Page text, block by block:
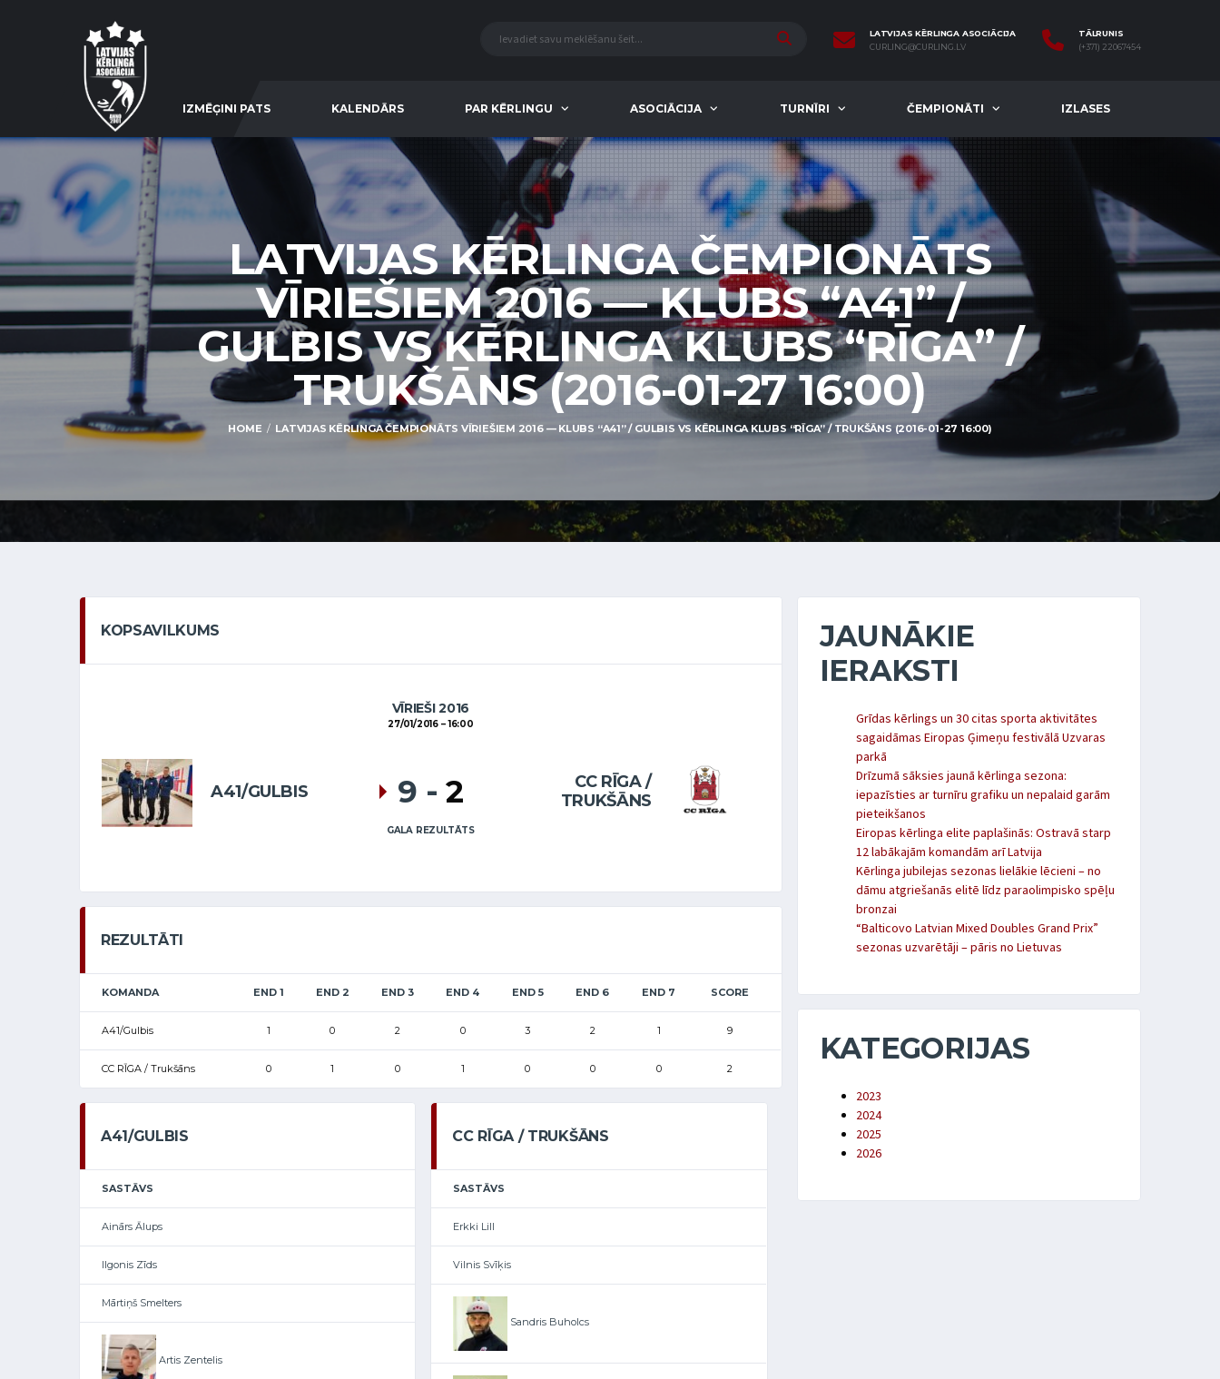
LATVIJAS KĒRLINGA ASOCIĀCIJA
CURLING@CURLING.LV
TĀLRUNIS
(+371) 22067454
IZMĒĢINI PATS KALENDĀRS PAR KĒRLINGU ASOCIĀCIJA TURNĪRI ČEMPIONĀTI IZLASES
LATVIJAS KĒRLINGA ČEMPIONĀTS
VĪRIEŠIEM 2016 — KLUBS “A41” /
GULBIS VS KĒRLINGA KLUBS “RĪGA” /
TRUKŠĀNS (2016-01-27 16:00)
HOME LATVIJAS KĒRLINGA ČEMPIONĀTS VĪRIEŠIEM 2016 — KLUBS “A41” / GULBIS VS KĒRLINGA KLUBS “RĪGA” / TRUKŠĀNS (2016-01-27 16:00)
KOPSAVILKUMS
VĪRIEŠI 2016
27/01/2016 16:00
A41/GULBIS
CC RĪGA /
TRUKŠĀNS
9 - 2
GALA REZULTĀTS
REZULTĀTI
KOMANDA END 1 END 2 END 3 END 4 END 5 END 6 END 7 SCORE
A41/Gulbis 1 0 2 0 3 2 1 9
CC RĪGA / Trukšāns 0 1 0 1 0 0 0 2
A41/GULBIS
SASTĀVS
Ainārs Ālups
Ilgonis Zīds
Mārtiņš Smelters
Artis Zentelis
CC RĪGA / TRUKŠĀNS
SASTĀVS
Erkki Lill
Vilnis Svīķis
Sandris Buholcs
JAUNĀKIE
IERAKSTI
Grīdas kērlings un 30 citas sporta aktivitātes
sagaidāmas Eiropas Ģimeņu festivālā Uzvaras
parkā
Drīzumā sāksies jaunā kērlinga sezona:
iepazīsties ar turnīru grafiku un nepalaid garām
pieteikšanos
Eiropas kērlinga elite paplašinās: Ostravā starp
12 labākajām komandām arī Latvija
Kērlinga jubilejas sezonas lielākie lēcieni – no
dāmu atgriešanās elitē līdz paraolimpisko spēļu
bronzai
“Balticovo Latvian Mixed Doubles Grand Prix”
sezonas uzvarētāji – pāris no Lietuvas
KATEGORIJAS
2023
2024
2025
2026